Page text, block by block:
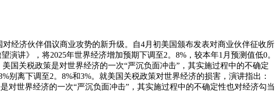
济伙伴倡议商业攻势的新升级。自4月初美国颁布发表对商业伙伴征收所
讲》，将2025年世界经济增加预期下调至2。8%，较本年1月预测值低0。
国关税政策是对世界经济的一次“严沉负面冲击”，其实施过程中的不确定
离下调至2。8%和3%。就美国关税政策对世界经济的损害，演讲指出：
世界经济的一次“严沉负面冲击”，其实施过程中的不确定性也对经济勾当